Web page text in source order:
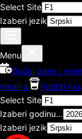
Select Site
Izaberi jezik
Menu
Dodaj dane i
email-a
Podrži
Select Site
Izaberi godinu…
Izaberi jezik